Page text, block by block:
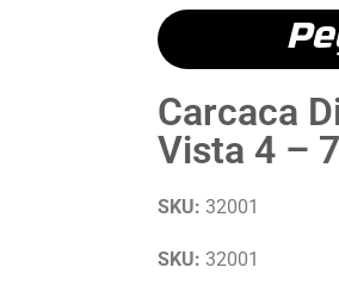
Carcaca
Vista 4 –
SKU: 32001
SKU: 32001